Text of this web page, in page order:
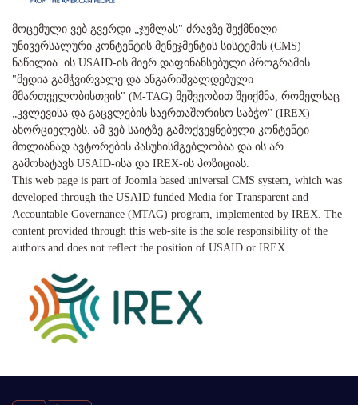
მოცემული ვებ გვერდი „ჯუმლას" ძრავზე შექმნილი
უნივერსალური კონტენტის მენეჯმენტის სისტემის (CMS)
ნაწილია. ის USAID-ის მიერ დაფინანსებული პროგრამის
"მედია გამჭვირვალე და ანგარიშვალდებული
მმართველობისთვის" (M-TAG) მეშვეობით შეიქმნა, რომელსაც
„კვლევისა და გაცვლების საერთაშორისო საბჭო" (IREX)
ახორციელებს. ამ ვებ საიტზე გამოქვეყნებული კონტენტი
მთლიანად ავტორების პასუხისმგებლობაა და ის არ
გამოხატავს USAID-ისა და IREX-ის პოზიციას.
This web page is part of Joomla based universal CMS system, which was
developed through the USAID funded Media for Transparent and
Accountable Governance (MTAG) program, implemented by IREX. The
content provided through this web-site is the sole responsibility of the
authors and does not reflect the position of USAID or IREX.